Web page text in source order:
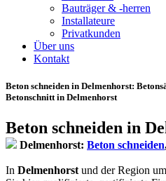
Bauträger & -herren
Installateure
Privatkunden
Über uns
Kontakt
Beton schneiden in Delmenhorst:
Betonschnitt in Delmenhorst
Beton schneiden in
Delmenhorst: Beton schneiden
In Delmenhorst und der Region